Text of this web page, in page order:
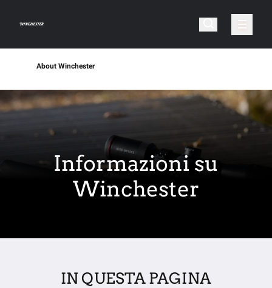
About Winchester
Informazioni su
Winchester
IN QUESTA PAGINA